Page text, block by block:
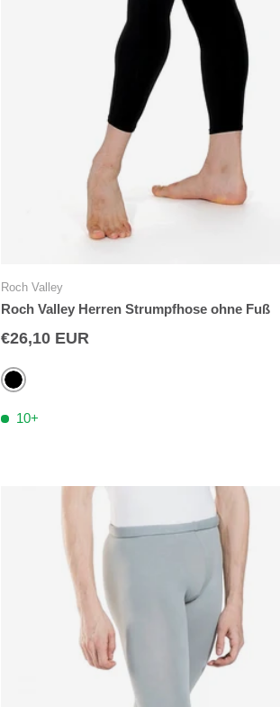
Roch Valley
Roch Valley Herren Strumpfhose ohne Fuß
€26,10 EUR
Schwarz
10+